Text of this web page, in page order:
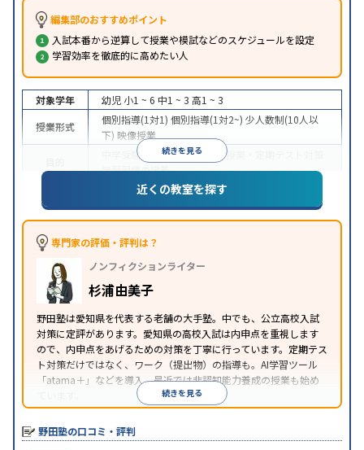
編集部のおすすめポイント
入試本番から逆算して授業や模試などのスケジュールを設定
学習効率を徹底的に高めたい人
続きを見る
対象学年 幼児 小1 ~ 6 中1 ~ 3 高1 ~ 3
授業形式
個別指導(1対1) 個別指導(1対2~) 少人数制(10人以
下) 映像授業
中学受験 高校受験大学受験
授業・定期テスト対策
学習習慣の定着
授業の振替可能学習にPC・タブレットを利用
※2023年10月調査。小学校高学年の集団塾アンケート調査方法を参照
近くの教室を探す
専門家の評価・評判は？
ノンフィクションライター
杉浦由美子
野田塾は愛知県を代表する老舗の大手塾。中でも、公立高校入試
対策に定評があります。愛知県の高校入試は内申点を重視します
ので、内申点をあげるための対策を丁寧に行っています。定期テス
ト対策だけではなく、ワーク（提出物）の指導も。AI学習ツール
「atama＋」などを導入。最近では非認知能力養成の授業も始め
続きを見る
野田塾の口コミ・評判